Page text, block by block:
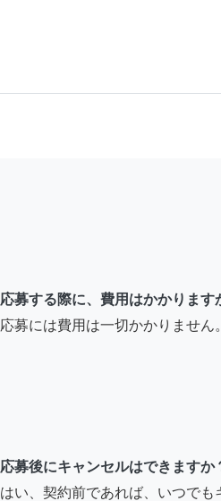
応募する際に、費用はかかります
応募には費用は一切かかりません。
応募後にキャンセルはできますか
はい、契約前であれば、いつでも